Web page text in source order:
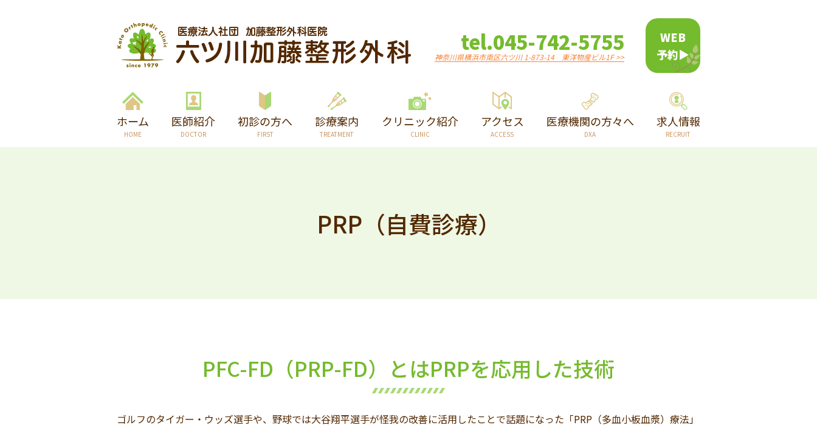
tel.045-742-5755
神奈川県横浜市南区六ツ川 1-873-14 東洋物産ビル1F >>
WEB
予約
ホーム 医師紹介 初診の方へ 診療案内 クリニック紹介 アクセス 医療機関の方々へ 求人情報
PRP（自費診療）
PFC-FD（PRP-FD）とはPRPを応用した技術
ゴルフのタイガー・ウッズ選手や、野球では大谷翔平選手が怪我の改善に活用したことで話題になった「PRP（多血小板血漿）療法」